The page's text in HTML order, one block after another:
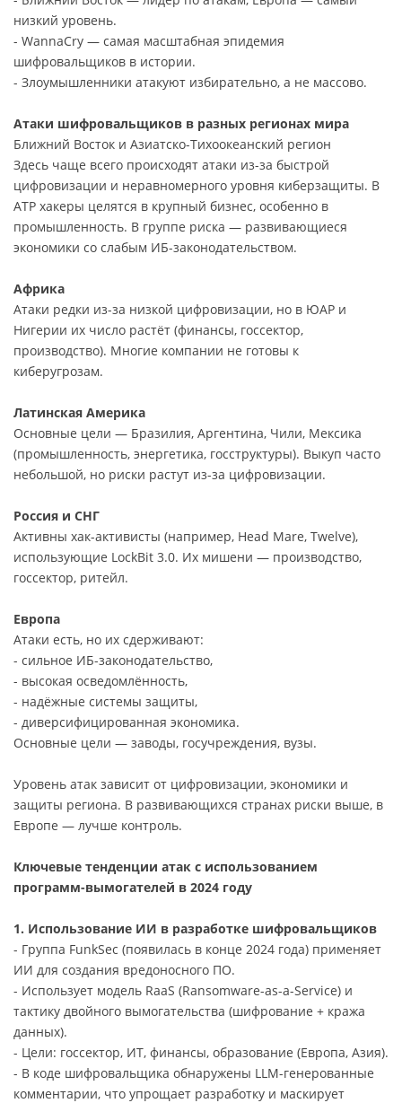
низкий уровень.
- WannaCry — самая масштабная эпидемия
шифровальщиков в истории.
- Злоумышленники атакуют избирательно, а не массово.
Атаки шифровальщиков в разных регионах мира
Ближний Восток и Азиатско-Тихоокеанский регион
Здесь чаще всего происходят атаки из-за быстрой
цифровизации и неравномерного уровня киберзащиты. В
АТР хакеры целятся в крупный бизнес, особенно в
промышленность. В группе риска — развивающиеся
экономики со слабым ИБ-законодательством.
Африка
Атаки редки из-за низкой цифровизации, но в ЮАР и
Нигерии их число растёт (финансы, госсектор,
производство). Многие компании не готовы к
киберугрозам.
Латинская Америка
Основные цели — Бразилия, Аргентина, Чили, Мексика
(промышленность, энергетика, госструктуры). Выкуп часто
небольшой, но риски растут из-за цифровизации.
Россия и СНГ
Активны хак-активисты (например, Head Mare, Twelve),
использующие LockBit 3.0. Их мишени — производство,
госсектор, ритейл.
Европа
Атаки есть, но их сдерживают:
- сильное ИБ-законодательство,
- высокая осведомлённость,
- надёжные системы защиты,
- диверсифицированная экономика.
Основные цели — заводы, госучреждения, вузы.
Уровень атак зависит от цифровизации, экономики и
защиты региона. В развивающихся странах риски выше, в
Европе — лучше контроль.
Ключевые тенденции атак с использованием
программ-вымогателей в 2024 году
1. Использование ИИ в разработке шифровальщиков
- Группа FunkSec (появилась в конце 2024 года) применяет
ИИ для создания вредоносного ПО.
- Использует модель RaaS (Ransomware-as-a-Service) и
тактику двойного вымогательства (шифрование + кража
данных).
- Цели: госсектор, ИТ, финансы, образование (Европа, Азия).
- В коде шифровальщика обнаружены LLM-генерованные
комментарии, что упрощает разработку и маскирует